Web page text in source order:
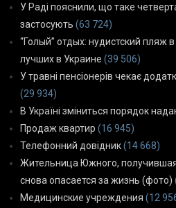
У Раді пояснили, що таке четверта
застосують (63 724)
“Голый” отдых: нудистский пляж
лучших в Украине (39 506)
У травні пенсіонерів чекає
(29 934)
В Україні зміниться порядок
Продаж квартир (16 945)
Телефонний довідник(14 668)
Жительница Южного,
снова опасается за жизнь (фото)
Медицинские учреждения (12